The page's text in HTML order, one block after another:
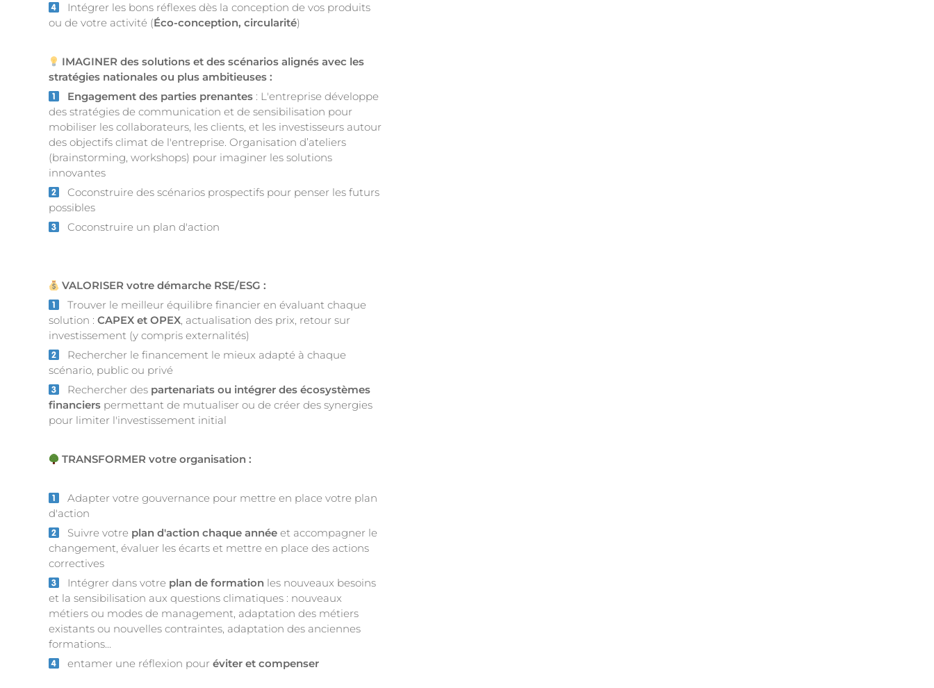
Intégrer les bons réflexes dès la conception de vos produits
ou de votre activité (Éco-conception, circularité)
IMAGINER des solutions et des scénarios alignés avec les
stratégies nationales ou plus ambitieuses :
Engagement des parties prenantes : L'entreprise développe
des stratégies de communication et de sensibilisation pour
mobiliser les collaborateurs, les clients, et les investisseurs autour
des objectifs climat de l'entreprise. Organisation d’ateliers
(brainstorming, workshops) pour imaginer les solutions
innovantes
Coconstruire des scénarios prospectifs pour penser les futurs
possibles
Coconstruire un plan d'action
VALORISER votre démarche RSE/ESG :
Trouver le meilleur équilibre financier en évaluant chaque
solution : CAPEX et OPEX, actualisation des prix, retour sur
investissement (y compris externalités)
Rechercher le financement le mieux adapté à chaque
scénario, public ou privé
Rechercher des partenariats ou intégrer des écosystèmes
financiers permettant de mutualiser ou de créer des synergies
pour limiter l'investissement initial
TRANSFORMER votre organisation :
Adapter votre gouvernance pour mettre en place votre plan
d'action
Suivre votre plan d'action chaque année et accompagner le
changement, évaluer les écarts et mettre en place des actions
correctives
Intégrer dans votre plan de formation les nouveaux besoins
et la sensibilisation aux questions climatiques : nouveaux
métiers ou modes de management, adaptation des métiers
existants ou nouvelles contraintes, adaptation des anciennes
formations...
entamer une réflexion pour éviter et compenser